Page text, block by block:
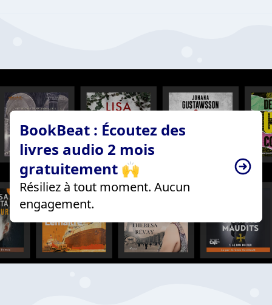
BookBeat : Écoutez des
livres audio 2 mois
gratuitement 🙌
Résiliez à tout moment. Aucun
engagement.